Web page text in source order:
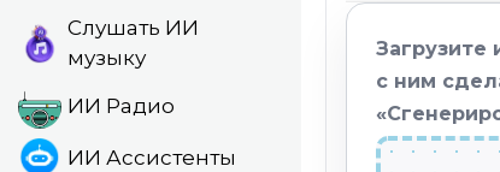
Загрузите
с ним
Слушать ИИ
музыку
ИИ Радио
ИИ Ассистенты